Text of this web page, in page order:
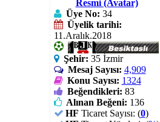
Üye No: 34
Üyelik tarihi:
11.Aralık.2018
Şehir: 35 İzmir
Mesaj Sayısı: 4,909
Konu Sayısı: 1324
Beğendikleri: 83
Alınan Beğeni: 136
HF Ticaret Sayısı: (0)